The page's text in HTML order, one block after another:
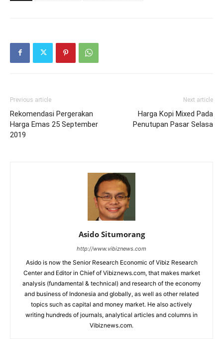
Previous article
Rekomendasi Pergerakan
Harga Emas 25 September
2019
Next article
Harga Kopi Mixed Pada
Penutupan Pasar Selasa
Asido Situmorang
http://www.vibiznews.com
Asido is now the Senior Research Economic of Vibiz Research
Center and Editor in Chief of Vibiznews.com, that makes market
analysis (fundamental & technical) and research of the economy
and business of Indonesia and globally, as well as other related
topics such as capital and money market. He also actively
writing hundreds of journals, analytical articles and columns in
Vibiznews.com.